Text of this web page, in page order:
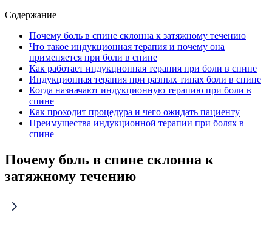
Содержание
Почему боль в спине склонна к затяжному течению
Что такое индукционная терапия и почему она
применяется при боли в спине
Как работает индукционная терапия при боли в спине
Индукционная терапия при разных типах боли в спине
Когда назначают индукционную терапию при боли в
спине
Как проходит процедура и чего ожидать пациенту
Преимущества индукционной терапии при болях в
спине
Почему боль в спине склонна к
затяжному течению